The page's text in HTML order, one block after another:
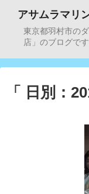
アサムラマリ
東京都羽村市の
店」のブログで
「 日別：